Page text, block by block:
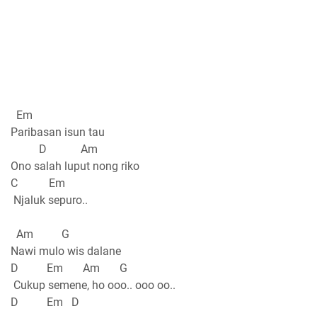
Em
Paribasan isun tau
D Am
Ono salah luput nong riko
C Em
Njaluk sepuro..
Am G
Nawi mulo wis dalane
D Em Am G
Cukup semene, ho ooo.. ooo oo..
D Em D